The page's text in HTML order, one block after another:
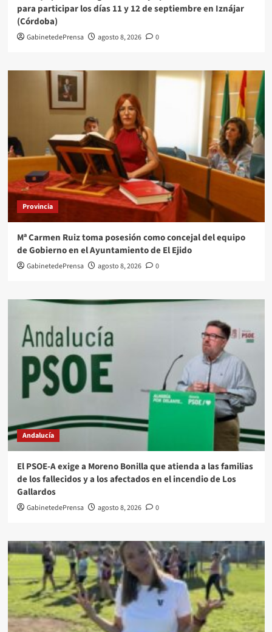
para participar los días 11 y 12 de septiembre en Iznájar
(Córdoba)
GabinetedePrensa agosto 8, 2026 0
Provincia
Mª Carmen Ruiz toma posesión como concejal del equipo
de Gobierno en el Ayuntamiento de El Ejido
GabinetedePrensa agosto 8, 2026 0
Andalucía
El PSOE-A exige a Moreno Bonilla que atienda a las familias
de los fallecidos y a los afectados en el incendio de Los
Gallardos
GabinetedePrensa agosto 8, 2026 0